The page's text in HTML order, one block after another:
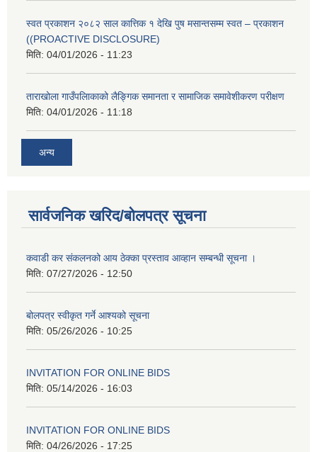
स्वत प्रकाशन २०८२ साल कात्तिक १ देखि पुष मसान्तसम्म स्वत – प्रकाशन
((PROACTIVE DISCLOSURE)
मिति: 04/01/2026 - 11:23
ताराखोला गाउँपलािकाको लैङ्गिक समानता र सामाजिक समावेशीकरण परीक्षण
मिति: 04/01/2026 - 11:18
अन्य
सार्वजनिक खरिद/बोलपत्र सूचना
कवाडी कर संकलनको आय ठेक्का प्रस्ताव आव्हान सम्बन्धी सूचना ।
मिति: 07/27/2026 - 12:50
बोलपत्र स्वीकृत गर्ने आश्यको सूचना
मिति: 05/26/2026 - 10:25
INVITATION FOR ONLINE BIDS
मिति: 05/14/2026 - 16:03
INVITATION FOR ONLINE BIDS
मिति: 04/26/2026 - 17:25